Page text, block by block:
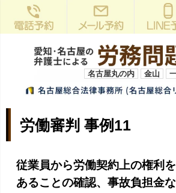
名古屋丸の内 金山
労働審判 事例11
従業員から労働契約上の権利
あることの確認、事故負担金